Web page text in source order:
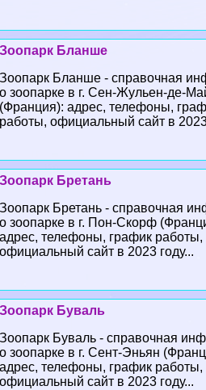
Зоопарк Бланше
Зоопарк Бланше - справочная
о зоопарке в г. Сен-Жульен-де-
(Франция): адрес, телефоны,
работы, официальный сайт в 2023
Зоопарк Бретань
Зоопарк Бретань - справочная
о зоопарке в г. Пон-Скорф
адрес, телефоны, график работы,
официальный сайт в 2023 году...
Зоопарк Буваль
Зоопарк Буваль - справочная
о зоопарке в г. Сент-Эньян
адрес, телефоны, график работы,
официальный сайт в 2023 году...